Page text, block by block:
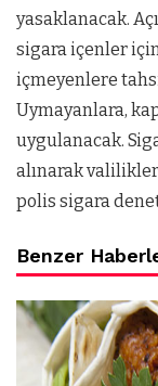
yasaklanacak.
sigara içenler
içmeyenlere
Uymayanlara,
uygulanacak.
alınarak
polis sigara
Benzer